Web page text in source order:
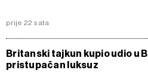
prije 22 sata
Britanski tajkun kupio udio u
pristupačan luksuz